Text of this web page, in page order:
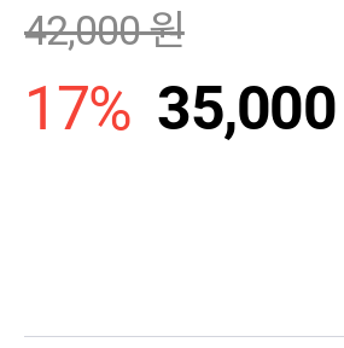
42,000원
17% 35,000